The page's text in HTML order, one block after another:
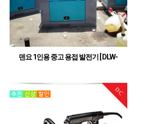
덴요 1인용 중고 용접 발전기 [ DLW-
DC